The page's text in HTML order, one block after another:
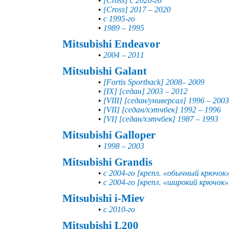
• [Cross] 2017 – 2020
• с 1995-го
• 1989 – 1995
Mitsubishi Endeavor
• 2004 – 2011
Mitsubishi Galant
• [Fortis Sportback] 2008– 2009
• [IX] [седан] 2003 – 2012
• [VIII] [седан/универсал] 1996 – 2003
• [VII] [седан/хэтчбек] 1992 – 1996
• [VI] [седан/хэтчбек] 1987 – 1993
Mitsubishi Galloper
• 1998 – 2003
Mitsubishi Grandis
• с 2004-го [крепл. «обычный
• с 2004-го [крепл. «широкий
Mitsubishi i-Miev
• с 2010-го
Mitsubishi L200